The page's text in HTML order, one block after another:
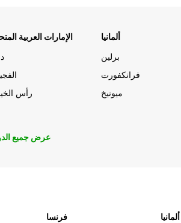
الإمارات العربية
رأس
ألمانيا
برلين
فرانكفورت
ميونيخ
عرض جميع
فرنسا
ألمانيا